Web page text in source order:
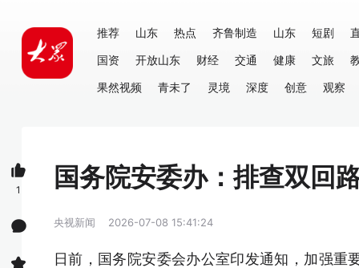
推荐 山东 热点 齐鲁制造 山东 短剧
国资
开放山东 财经 交通 健康 文旅
果然视频
青未了 灵境 深度 创意 观察
国务院安委办：排查双回
央视新闻 2026-07-08 15:41:24
日前，国务院安委会办公室印发通知，加强
1